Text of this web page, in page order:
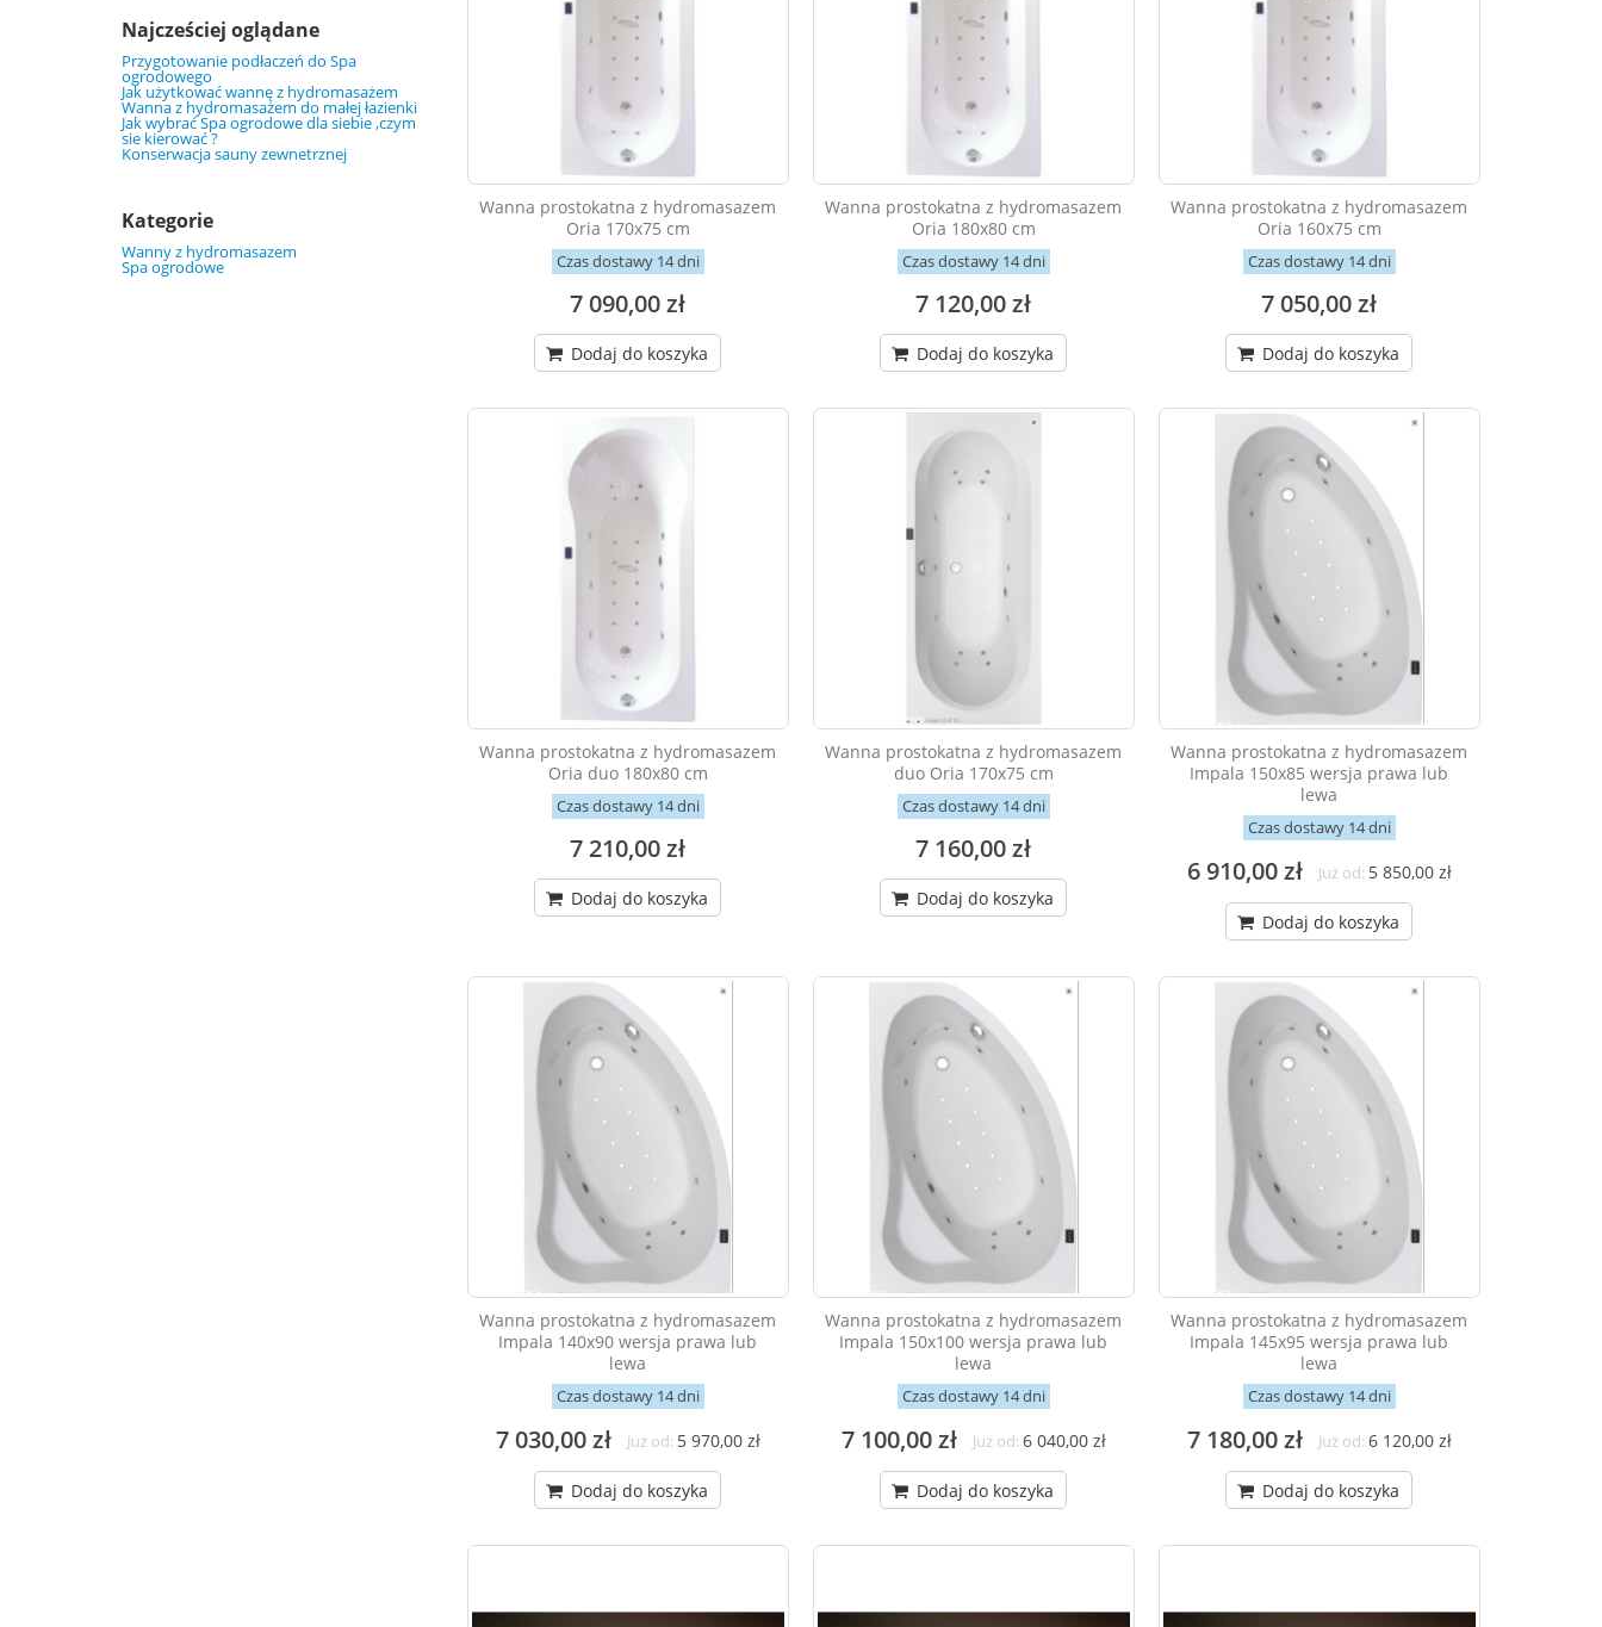
Wanna prostokatna z hydromasazem
Oria 170x75 cm
Czas dostawy 14 dni
7 090,00 zł
Dodaj do koszyka
Wanna prostokatna z hydromasazem
Oria 180x80 cm
Czas dostawy 14 dni
7 120,00 zł
Dodaj do koszyka
Wanna prostokatna z hydromasazem
Oria 160x75 cm
Czas dostawy 14 dni
7 050,00 zł
Dodaj do koszyka
Wanna prostokatna z hydromasazem
Oria duo 180x80 cm
Czas dostawy 14 dni
7 210,00 zł
Dodaj do koszyka
Wanna prostokatna z hydromasazem
duo Oria 170x75 cm
Czas dostawy 14 dni
7 160,00 zł
Dodaj do koszyka
Wanna prostokatna z hydromasazem
Impala 150x85 wersja prawa lub
lewa
Czas dostawy 14 dni
6 910,00 zł Już od: 5 850,00 zł
Dodaj do koszyka
Wanna prostokatna z hydromasazem
Impala 140x90 wersja prawa lub
lewa
Czas dostawy 14 dni
7 030,00 zł Już od: 5 970,00 zł
Dodaj do koszyka
Wanna prostokatna z hydromasazem
Impala 150x100 wersja prawa lub
lewa
Czas dostawy 14 dni
7 100,00 zł Już od: 6 040,00 zł
Dodaj do koszyka
Wanna prostokatna z hydromasazem
Impala 145x95 wersja prawa lub
lewa
Czas dostawy 14 dni
7 180,00 zł Już od: 6 120,00 zł
Dodaj do koszyka
Najcześciej oglądane
Przygotowanie podłaczeń do Spa
ogrodowego
Jak użytkować wannę z hydromasażem
Wanna z hydromasażem do małej łazienki
Jak wybrać Spa ogrodowe dla siebie ,czym
sie kierować ?
Konserwacja sauny zewnetrznej
Kategorie
Wanny z hydromasazem
Spa ogrodowe